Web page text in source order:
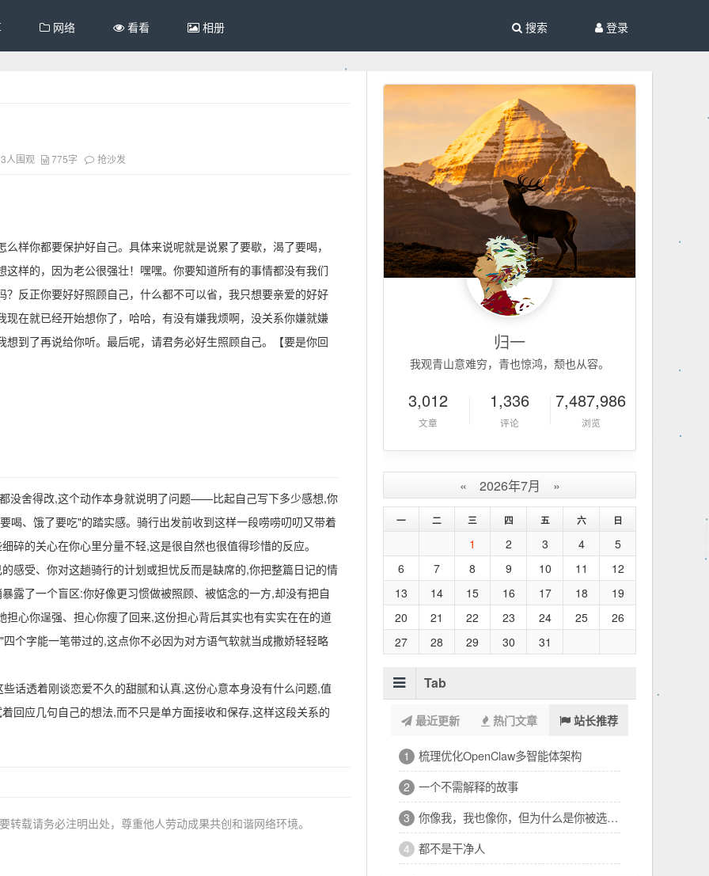
网络 看看 相册 登录
搜索
人围观 775字 抢沙发
样你都要保护好自己。具体来说呢就是说累了要歇，渴了要喝，
样的，因为老公很强壮！嘿嘿。你要知道所有的事情都没有我们
反正你要好好照顾自己，什么都不可以省，我只想要亲爱的好好
在就已经开始想你了，哈哈，有没有嫌我烦啊，没关系你嫌就嫌
到了再说给你听。最后呢，请君务必好生照顾自己。【要是你回
没舍得改,这个动作本身就说明了问题——比起自己写下多少感想,你
喝、饿了要吃"的踏实感。骑行出发前收到这样一段唠唠叨叨又带着
碎的关心在你心里分量不轻,这是很自然也很值得珍惜的反应。
感受、你对这趟骑行的计划或担忧反而是缺席的,你把整篇日记的情
露了一个盲区:你好像更习惯做被照顾、被惦念的一方,却没有把自
心你逞强、担心你瘦了回来,这份担心背后其实也有实实在在的道
个字能一笔带过的,这点你不必因为对方语气软就当成撒娇轻轻略
话透着刚谈恋爱不久的甜腻和认真,这份心意本身没有什么问题,值
回应几句自己的想法,而不只是单方面接收和保存,这样这段关系的
载请务必注明出处，尊重他人劳动成果共创和谐网络环境。
归一
我观青山意难穷，青也惊鸿，颓也从容。
3,012
文章
1,336
评论
7,487,986
浏览
« 2026年7月 »
一 二 三 四 五 六 日
1 2 3 4
5
6
7 8 9 10 11
12
13
14 15 16 17 18
19
20
21 22 23 24 25
26
27
28 29 30 31
Tab
最近更新 热门文章 站长推荐
1 浑浑噩噩一整天，签了个十万的工程
2 32岁的深夜，有点惶恐
3 修车、装盖板、忙到深夜的琐碎一天
4 看完文德的二手房，护板一路响回电城